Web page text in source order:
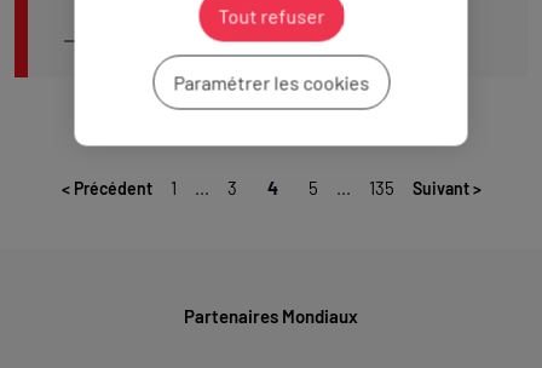
<Précédent 1 ... 3 4 5 ... 135 Suivant>
Partenaires Mondiaux
Tout refuser
Paramétrer les cookies